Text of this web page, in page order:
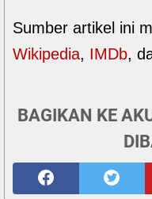
Sumber artikel ini
Wikipedia, IMDb,
BAGIKAN KE